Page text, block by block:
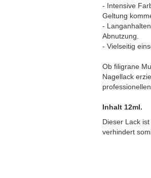
- Intensive
Geltung
-
Abnutzung.
- Vielseitig
Ob filigrane
Nagellack
Inhalt 12ml.
Dieser Lack
verhindert